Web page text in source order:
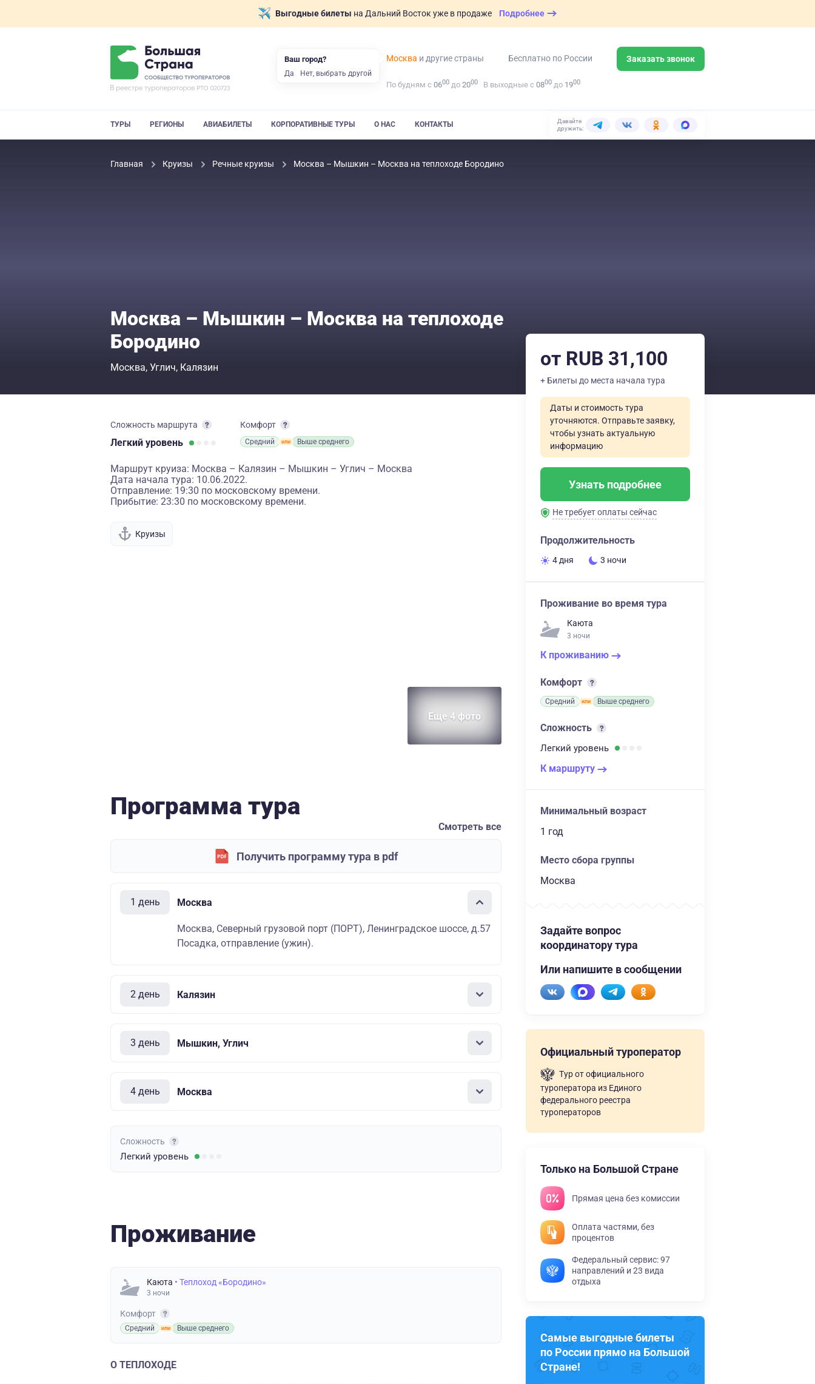
Выгодные билеты на Дальний Восток уже в продаже Подробнее
Москва и другие страны Бесплатно по России Заказать звонок
По будням с 0600 до 2000 В выходные с 0800 до 1900
ТУРЫ РЕГИОНЫ АВИАБИЛЕТЫ КОРПОРАТИВНЫЕ ТУРЫ О НАС КОНТАКТЫ
Давайте
дружить:
Главная Круизы Речные круизы Москва – Мышкин – Москва на теплоходе Бородино
Москва – Мышкин – Москва на теплоходе
Бородино
Москва Углич Калязин
Сложность маршрута
Легкий уровень
Комфорт
Средний Выше среднего
Маршрут круиза: Москва – Калязин – Мышкин – Углич – Москва
Дата начала тура: 10.06.2022.
Отправление: 19:30 по московскому времени.
Прибытие: 23:30 по московскому времени.
Круизы
Еще 4 фото
Программа тура
Смотреть все
Получить программу тура в pdf
1 день Москва
Москва, Северный грузовой порт (ПОРТ), Ленинградское шоссе, д.57
Посадка, отправление (ужин).
2 день Калязин
3 день Мышкин, Углич
4 день Москва
Сложность
Легкий уровень
Проживание
Каюта • Теплоход «Бородино»
3 ночи
Комфорт
Средний Выше среднего
О ТЕПЛОХОДЕ
от RUB 31,100
+ Билеты до места начала тура
Даты и стоимость тура
уточняются. Отправьте заявку,
чтобы узнать актуальную
информацию
Узнать подробнее
Не требует оплаты сейчас
Продолжительность
4 дня 3 ночи
Проживание во время тура
Каюта
3 ночи
К проживанию
Комфорт
Средний Выше среднего
Сложность
Легкий уровень
К маршруту
Минимальный возраст
1 год
Место сбора группы
Москва
Задайте вопрос
координатору тура
Или напишите в сообщении
Официальный туроператор
Тур от официального
туроператора из Единого
федерального реестра
туроператоров
Только на Большой Стране
Прямая цена без комиссии
Оплата частями, без
процентов
Федеральный сервис: 97
направлений и 23 вида
отдыха
Самые выгодные билеты
по России прямо на Большой
Стране!
Ваш город?
Да Нет, выбрать другой